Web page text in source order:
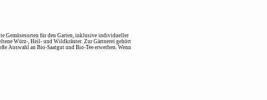
Gemüsesorten für den Garten, inklusive individueller
Würz-, Heil- und Wildkräuter. Zur Gärtnerei gehört
Auswahl an Bio-Saatgut und Bio-Tee erwerben. Wenn